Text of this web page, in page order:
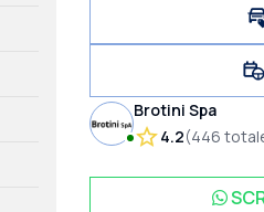
Brotini Spa
4.2(446